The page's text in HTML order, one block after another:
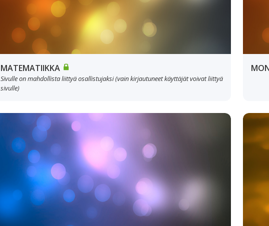
MATEMATIIKKA
Sivulle on mahdollista liittyä osallistujaksi (vain kirjautuneet käyttäjät voivat liittyä
sivulle)